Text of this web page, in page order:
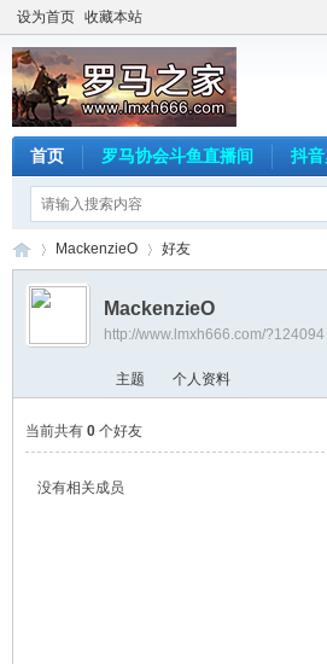
设为首页 收藏本站
首页 罗马协会斗鱼直播间 抖
›
MackenzieO 好友
MackenzieO
http://www.lmxh666.com/?124094
主题 个人资料
当前共有 0 个好友
没有相关成员